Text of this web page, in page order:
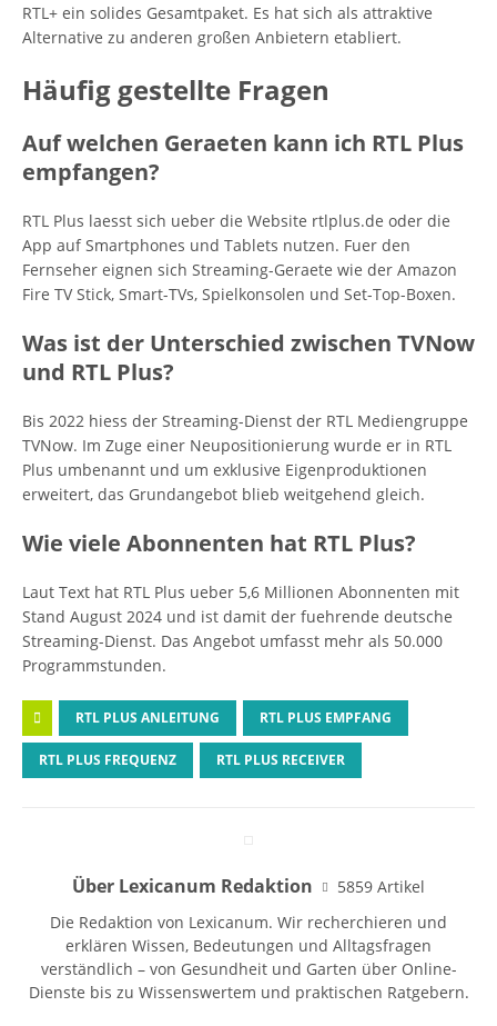
RTL+ ein solides Gesamtpaket. Es hat sich als attraktive
Alternative zu anderen großen Anbietern etabliert.
Häufig gestellte Fragen
Auf welchen Geraeten kann ich RTL Plus
empfangen?
RTL Plus laesst sich ueber die Website rtlplus.de oder die
App auf Smartphones und Tablets nutzen. Fuer den
Fernseher eignen sich Streaming-Geraete wie der Amazon
Fire TV Stick, Smart-TVs, Spielkonsolen und Set-Top-Boxen.
Was ist der Unterschied zwischen TVNow
und RTL Plus?
Bis 2022 hiess der Streaming-Dienst der RTL Mediengruppe
TVNow. Im Zuge einer Neupositionierung wurde er in RTL
Plus umbenannt und um exklusive Eigenproduktionen
erweitert, das Grundangebot blieb weitgehend gleich.
Wie viele Abonnenten hat RTL Plus?
Laut Text hat RTL Plus ueber 5,6 Millionen Abonnenten mit
Stand August 2024 und ist damit der fuehrende deutsche
Streaming-Dienst. Das Angebot umfasst mehr als 50.000
Programmstunden.
RTL PLUS ANLEITUNG RTL PLUS EMPFANG
RTL PLUS FREQUENZ RTL PLUS RECEIVER
Über Lexicanum Redaktion
5859 Artikel
Die Redaktion von Lexicanum. Wir recherchieren und
erklären Wissen, Bedeutungen und Alltagsfragen
verständlich – von Gesundheit und Garten über Online-
Dienste bis zu Wissenswertem und praktischen Ratgebern.